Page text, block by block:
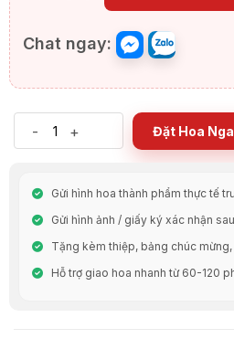
Chat ngay:
- + Đặt Hoa
Gửi hình hoa thành phẩm thực tế
Gửi hình ảnh / giấy ký xác nhận
Tặng kèm thiệp, bảng chúc
Hỗ trợ giao hoa nhanh từ 60-120